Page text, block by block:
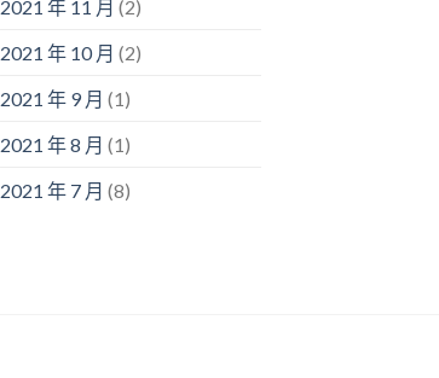
2021 年 11 月 (2)
2021 年 10 月 (2)
2021 年 9 月 (1)
2021 年 8 月 (1)
2021 年 7 月 (8)